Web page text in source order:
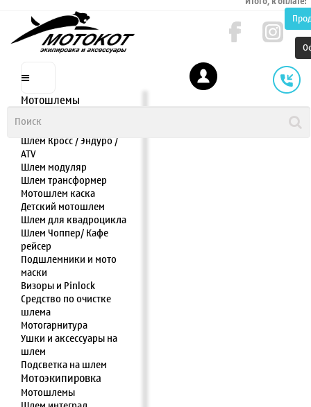
Мотошлемы
Шлем полулицевик
Шлем Кросс / Эндуро /
ATV
Шлем модуляр
Шлем трансформер
Мотошлем каска
Детский мотошлем
Шлем для квадроцикла
Шлем Чоппер/ Кафе
рейсер
Подшлемники и мото
маски
Визоры и Pinlock
Средство по очистке
шлема
Мотогарнитура
Ушки и аксессуары на
шлем
Подсветка на шлем
Мотоэкипировка
Мотошлемы